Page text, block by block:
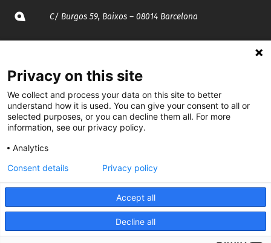
C/ Burgos 59, Baixos – 08014 Barcelona
935 120 481
@CGTCatalunya
cgtcatalunya
Desenvolupat per
Privacy on this site
We collect and process your data on this site to better
understand how it is used. You can give your consent to all or
selected purposes, or you can decline them all. For more
information, see our privacy policy.
Analytics
Accept all
Decline all
Consent details Privacy policy